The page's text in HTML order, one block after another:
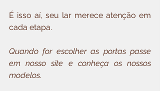
É isso aí, seu lar merece atenção em
cada etapa.
Quando for escolher as portas passe
em nosso site e conheça os nossos
modelos.